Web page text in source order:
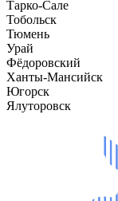
Тарко-Сале
Тобольск
Тюмень
Урай
Фёдоровский
Ханты-Мансийск
Югорск
Ялуторовск